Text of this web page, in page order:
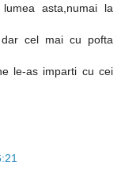
asta,numai la
cel mai cu pofta
le-as imparti cu cei